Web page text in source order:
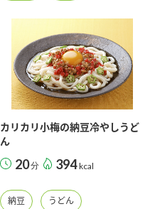
レモン果汁
米飯用調味液
カリカリ小梅の納豆冷やしうど
ん
20分 394 kcal
納豆 うどん